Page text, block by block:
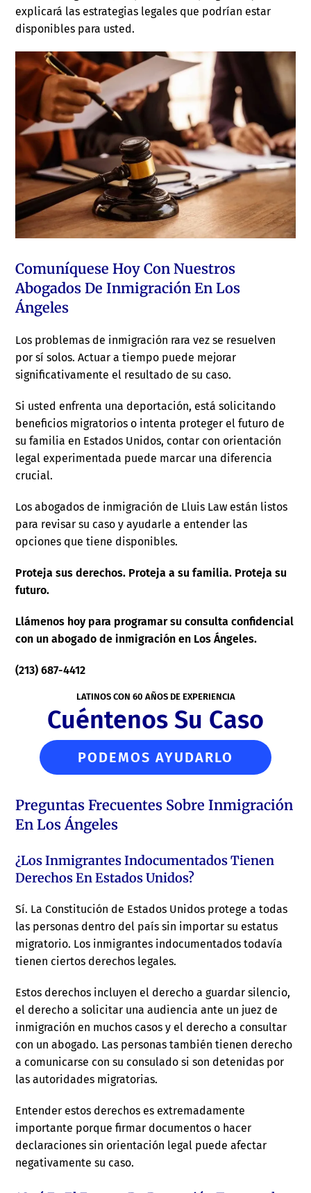
explicará las estrategias legales que podrían estar
disponibles para usted.
Comuníquese Hoy Con Nuestros
Abogados De Inmigración En Los
Ángeles
Los problemas de inmigración rara vez se resuelven
por sí solos. Actuar a tiempo puede mejorar
significativamente el resultado de su caso.
Si usted enfrenta una deportación, está solicitando
beneficios migratorios o intenta proteger el futuro de
su familia en Estados Unidos, contar con orientación
legal experimentada puede marcar una diferencia
crucial.
Los abogados de inmigración de Lluis Law están listos
para revisar su caso y ayudarle a entender las
opciones que tiene disponibles.
Proteja sus derechos. Proteja a su familia. Proteja su
futuro.
Llámenos hoy para programar su consulta confidencial
con un abogado de inmigración en Los Ángeles.
(213) 687-4412
LATINOS CON 60 AÑOS DE EXPERIENCIA
Cuéntenos Su Caso
PODEMOS AYUDARLO
Preguntas Frecuentes Sobre Inmigración
En Los Ángeles
¿Los Inmigrantes Indocumentados Tienen
Derechos En Estados Unidos?
Sí. La Constitución de Estados Unidos protege a todas
las personas dentro del país sin importar su estatus
migratorio. Los inmigrantes indocumentados todavía
tienen ciertos derechos legales.
Estos derechos incluyen el derecho a guardar silencio,
el derecho a solicitar una audiencia ante un juez de
inmigración en muchos casos y el derecho a consultar
con un abogado. Las personas también tienen derecho
a comunicarse con su consulado si son detenidas por
las autoridades migratorias.
Entender estos derechos es extremadamente
importante porque firmar documentos o hacer
declaraciones sin orientación legal puede afectar
negativamente su caso.